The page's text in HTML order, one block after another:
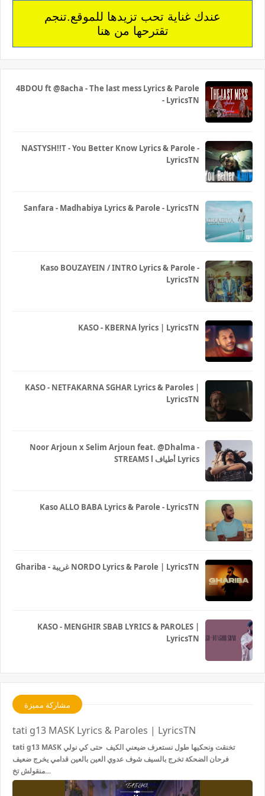
عندك غناية تحب تزيدها للموقع.تنجم
تقترحها من هنا
4BDOU ft ‪@8acha‬ - The last mess Lyrics & Parole
- LyricsTN
NASTYSH!!T - You Better Know Lyrics & Parole -
LyricsTN
Sanfara - Madhabiya Lyrics & Parole - LyricsTN
Kaso BOUZAYEIN / INTRO Lyrics & Parole -
LyricsTN
KASO - KBERNA lyrics | LyricsTN
KASO - NETFAKARNA SGHAR Lyrics & Paroles |
LyricsTN
Noor Arjoun x Selim Arjoun feat. @Dhalma -
STREAMS l أطياف Lyrics
Kaso ALLO BABA Lyrics & Parole - LyricsTN
Ghariba - غريبة NORDO Lyrics & Parole | LyricsTN
KASO - MENGHIR SBAB LYRICS & PAROLES |
LyricsTN
مشاركة مميزة
tati g13 MASK Lyrics & Paroles | LyricsTN
tati g13 MASK تخنقت ونحكيها طول نستعرف ضيعني الكيف حتى كي نولي
فرحان الضحكة تخرج بالسيف شوف عدوي العين بالعين قدامي يخرج ضعيف
منقولش تخ…